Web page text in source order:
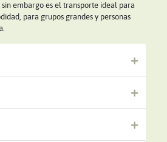
embargo es el transporte ideal para
para grupos grandes y personas